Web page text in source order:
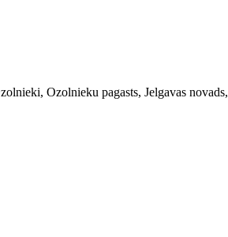
Ozolnieku pagasts, Jelgavas